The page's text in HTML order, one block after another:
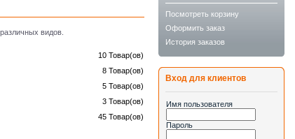
различных видов.
10 Товар(ов)
8 Товар(ов)
5 Товар(ов)
3 Товар(ов)
45 Товар(ов)
Посмотреть корзину
Оформить заказ
История заказов
Вход для клиентов
Имя пользователя
Пароль